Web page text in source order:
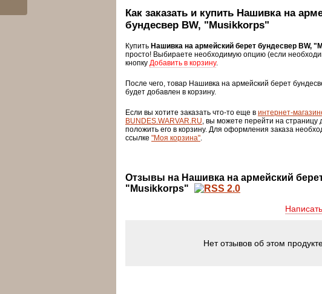
Как заказать и купить Нашивка на
бундесвер BW, "Musikkorps"
Купить Нашивка на армейский берет бундесвер BW,
просто! Выбираете необходимую опцию (если
кнопку Добавить в корзину.
После чего, товар Нашивка на армейский берет
будет добавлен в корзину.
Если вы хотите заказать что-то еще в интернет-
BUNDES.WARVAR.RU, вы можете перейти на страницу
положить его в корзину. Для оформления заказа
ссылке "Моя корзина".
Отзывы на Нашивка на армейский
"Musikkorps"
Нет отзывов об этом